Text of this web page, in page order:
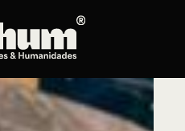
Posgrados